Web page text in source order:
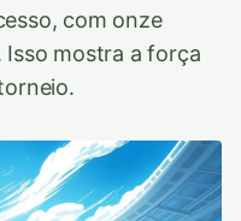
com onze
mostra a força